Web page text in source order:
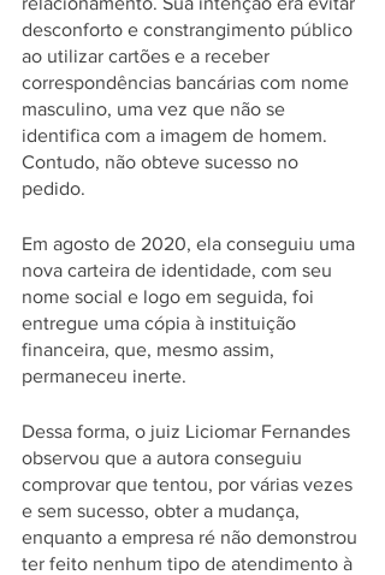
desconforto e constrangimento público
ao utilizar cartões e a receber
correspondências bancárias com nome
masculino, uma vez que não se
identifica com a imagem de homem.
Contudo, não obteve sucesso no
pedido.
Em agosto de 2020, ela conseguiu uma
nova carteira de identidade, com seu
nome social e logo em seguida, foi
entregue uma cópia à instituição
financeira, que, mesmo assim,
permaneceu inerte.
Dessa forma, o juiz Liciomar Fernandes
observou que a autora conseguiu
comprovar que tentou, por várias vezes
e sem sucesso, obter a mudança,
enquanto a empresa ré não demonstrou
ter feito nenhum tipo de atendimento à